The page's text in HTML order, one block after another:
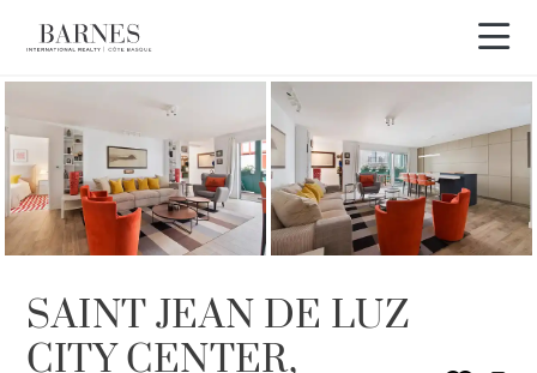
VENDIDO POR BARNES
SAINT JEAN DE LUZ
CITY CENTER,